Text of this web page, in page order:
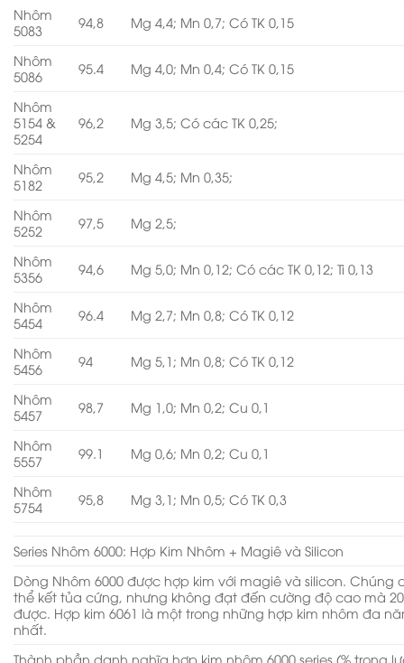
Nhôm
5083
94,8 Mg 4,4; Mn 0,7; Có TK 0,15
Nhôm
5086
95.4 Mg 4,0; Mn 0,4; Có TK 0,15
Nhôm
5154 &
5254
96,2 Mg 3,5; Có các TK 0,25;
Nhôm
5182
95,2 Mg 4,5; Mn 0,35;
Nhôm
5252
97,5 Mg 2,5;
Nhôm
5356
94,6 Mg 5,0; Mn 0,12; Có các TK 0,12; Ti 0,13
Nhôm
5454
96.4 Mg 2,7; Mn 0,8; Có TK 0,12
Nhôm
5456
94 Mg 5,1; Mn 0,8; Có TK 0,12
Nhôm
5457
98,7 Mg 1,0; Mn 0,2; Cu 0,1
Nhôm
5557
99.1 Mg 0,6; Mn 0,2; Cu 0,1
Nhôm
5754
95,8 Mg 3,1; Mn 0,5; Có TK 0,3
Series Nhôm 6000: Hợp Kim Nhôm + Magiê và Silicon
Dòng Nhôm 6000 được hợp kim với magiê và silicon.
thể kết tủa cứng, nhưng không đạt đến cường độ cao mà
được. Hợp kim 6061 là một trong những hợp kim nhôm đa
nhất.
Thành phần danh nghĩa hợp kim nhôm 6000 series (% trọng